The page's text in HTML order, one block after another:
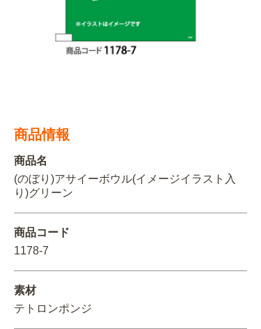
ORIGINAL ORDER
商品情報
商品名
(のぼり)アサイーボウル(イメージイラスト入
り)グリーン
商品コード
1178-7
素材
テトロンポンジ